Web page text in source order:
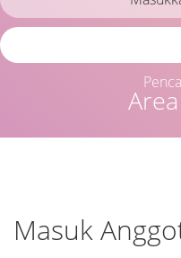
Masuk